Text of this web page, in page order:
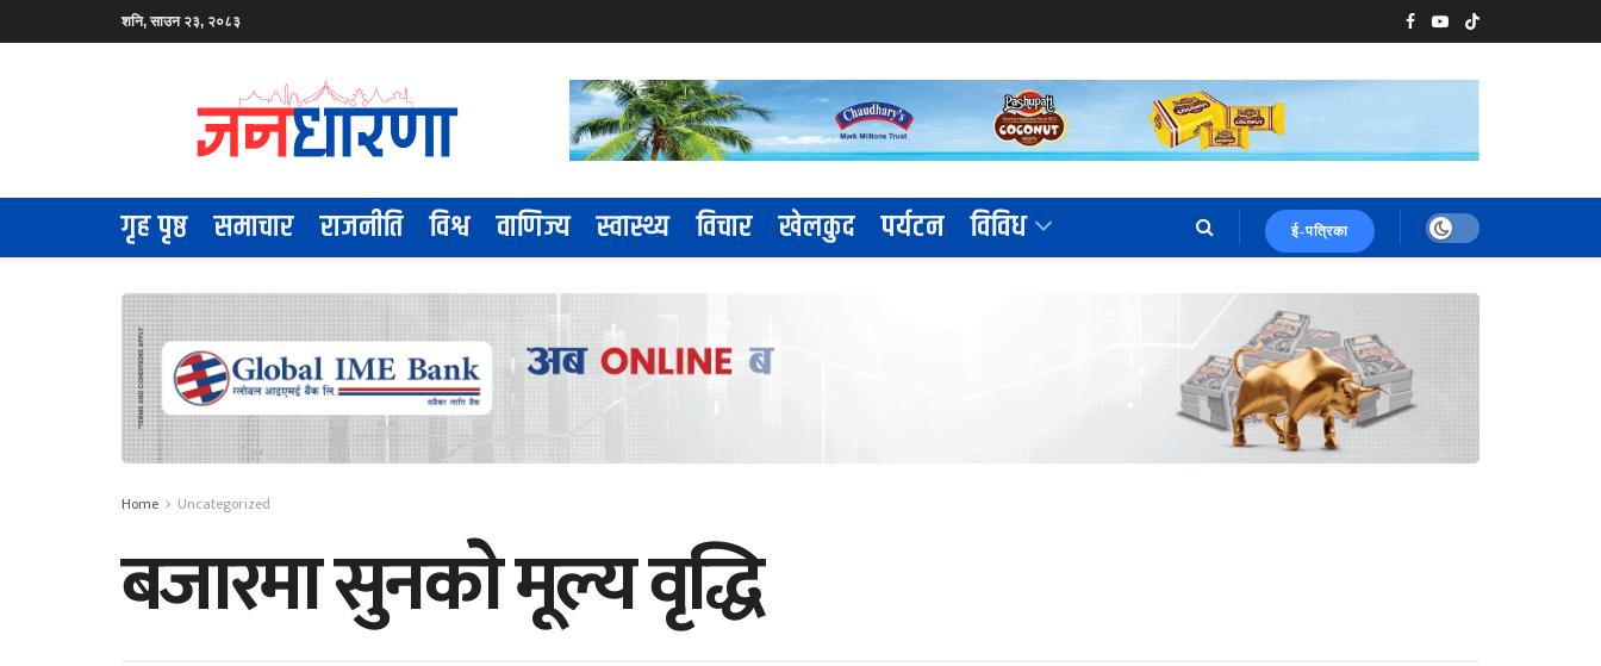
शनि, साउन २३, २०८३
गृह पृष्ठ समाचार राजनीति विश्व वाणिज्य स्वास्थ्य विचार खेलकुद पर्यटन विविध ई-पत्रिका
Home Uncategorized
बजारमा सुनकाे मूल्य वृद्धि